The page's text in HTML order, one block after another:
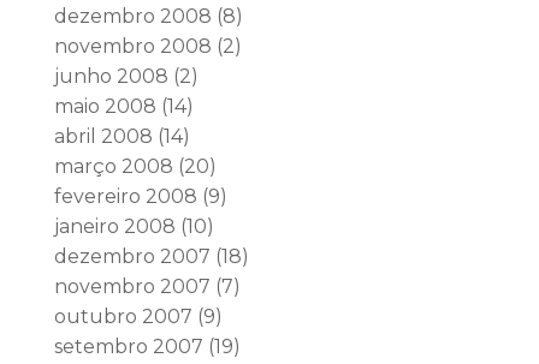
dezembro 2008 (8)
novembro 2008 (2)
junho 2008 (2)
maio 2008 (14)
abril 2008 (14)
março 2008 (20)
fevereiro 2008 (9)
janeiro 2008 (10)
dezembro 2007 (18)
novembro 2007 (7)
outubro 2007 (9)
setembro 2007 (19)